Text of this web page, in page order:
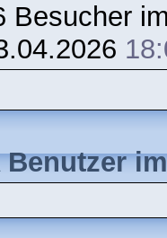
Besucher